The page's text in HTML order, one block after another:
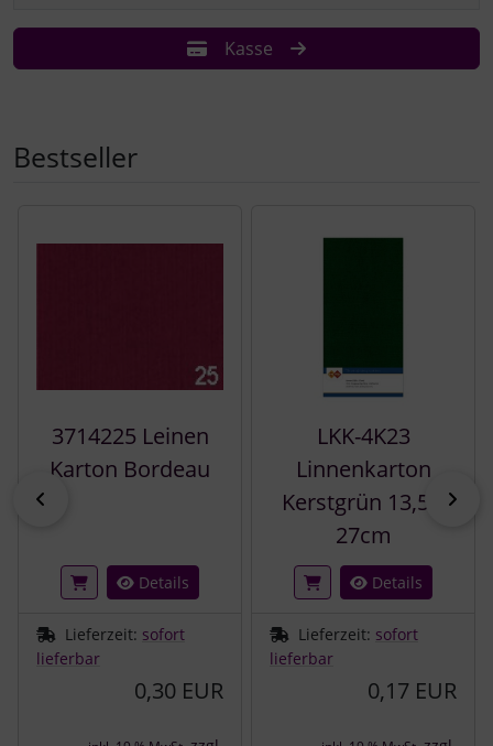
Kasse
Bestseller
3714225 Leinen
Karton Bordeau
Details
Lieferzeit: sofort
lieferbar
0,30 EUR
LKK-4K23
Linnenkarton
Kerstgrün 13,5 x
27cm
Details
Lieferzeit: sofort
lieferbar
0,17 EUR